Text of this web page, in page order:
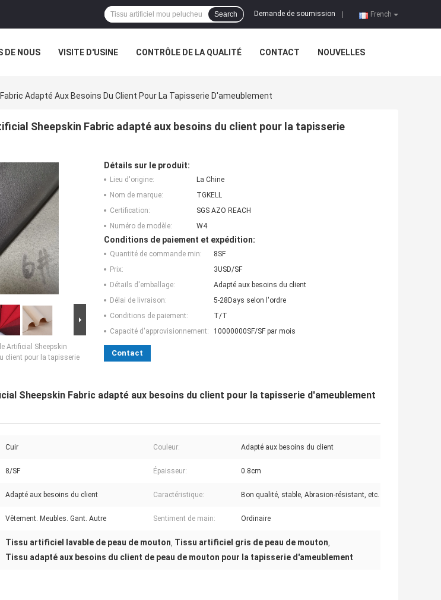
French
Demande de soumission
Search
DE NOUS VISITE D'USINE CONTRÔLE DE LA QUALITÉ CONTACT NOUVELLES
Adapté Aux Besoins Du Client Pour La Tapisserie D'ameublement
Sheepskin Fabric adapté aux besoins du client pour la tapisserie
Artificial Sheepskin
client pour la tapisserie
Détails sur le produit:
Lieu d'origine:
La Chine
Nom de marque:
TGKELL
Certification:
SGS AZO REACH
Numéro de modèle:
W4
Conditions de paiement et expédition:
Quantité de commande min:
8SF
Prix:
3USD/SF
Détails d'emballage:
Adapté aux besoins du client
Délai de livraison:
5-28Days selon l'ordre
Conditions de paiement:
T/T
Capacité d'approvisionnement:
10000000SF/SF par mois
Contact
Sheepskin Fabric adapté aux besoins du client pour la tapisserie d'ameublement
Cuir Couleur: Adapté aux besoins du client
8/SF Épaisseur: 0.8cm
Adapté aux besoins du client Caractéristique: Bon qualité, stable, Abrasion-résistant, etc.
Vêtement. Meubles. Gant. Autre Sentiment de main: Ordinaire
Tissu artificiel lavable de peau de mouton, Tissu artificiel gris de peau de mouton,
Tissu adapté aux besoins du client de peau de mouton pour la tapisserie d'ameublement